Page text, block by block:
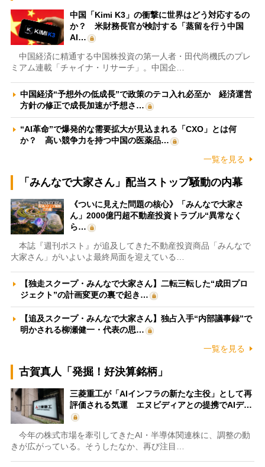
中国「Kimi K3」の衝撃に世界はどう対応するの
か？ 米財務長官が検討する「蒸留を行う中国
AI…
中国経済に精通する中国株投資の第一人者・田代尚機氏のプレ
ミアム連載「チャイナ・リサーチ」。中国企…
中国経済“予想外の低成長”で政策のテコ入れ必至か 経済運営
方針の修正で成長加速が予想さ…
“AI革命”で爆発的な需要拡大が見込まれる「CXO」とは何
か？ 高い競争力を持つ中国の医薬品…
一覧を見る
「みんなで大家さん」配当ストップ騒動の内幕
《ついに見えた問題の核心》「みんなで大家さ
ん」2000億円超不動産投資トラブル“異常なく
ら…
本誌『週刊ポスト』が追及してきた不動産投資商品「みんなで
大家さん」がいよいよ最終局面を迎えている…
【独走スクープ・みんなで大家さん】二転三転した“成田プロ
ジェクト”の計画変更の裏で起き…
【追及スクープ・みんなで大家さん】独占入手“内部議事録”で
明かされる柳瀬健一・代表の思…
一覧を見る
古賀真人「発掘！好決算銘柄」
三菱重工が「AIインフラの新たな主役」として再
評価される気運 エヌビディアとの提携でAIデ…
今年の株式市場を牽引してきたAI・半導体関連株に、調整の動
きが広がっている。そうしたなか、再び注目…